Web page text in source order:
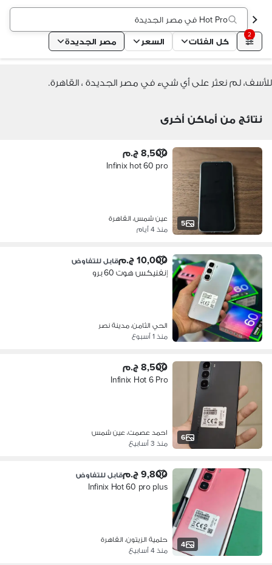
Hot Pro في مصر الجديدة
2
كل الفئات السعر مصر الجديدة
للأسف، لم نعثر على أي شيء في مصر الجديدة ، القاهرة.
نتائج من أماكن أخرى
5
8,500 ج.م
Infinix hot 60 pro
عين شمس، القاهرة
منذ 4 أيام
10,000 ج.م قابل للتفاوض
إنفنيكس هوت 60 برو
الحي الثامن، مدينة نصر
منذ 1 أسبوع
6
8,500 ج.م
Infinix Hot 6 Pro
احمد عصمت، عين شمس
منذ 3 أسابيع
4
9,800 ج.م قابل للتفاوض
Infinix Hot 60 pro plus
حلمية الزيتون، القاهرة
منذ 4 أسابيع